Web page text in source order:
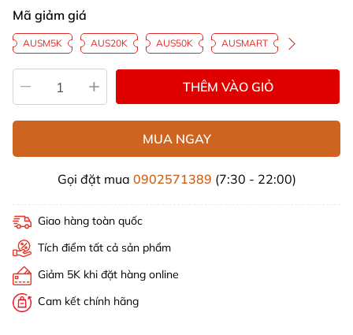
Mã giảm giá
AUSM5K AUS20K AUS50K AUSMART
THÊM VÀO GIỎ
MUA NGAY
Gọi đặt mua 0902571389 (7:30 - 22:00)
Giao hàng toàn quốc
Tích điểm tất cả sản phẩm
Giảm 5K khi đặt hàng online
Cam kết chính hãng